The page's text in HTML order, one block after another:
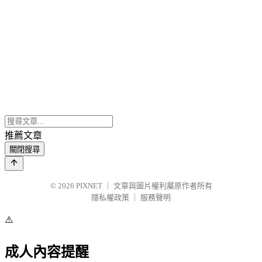
推薦文章
關閉搜尋
© 2026 PIXNET
文章與圖片權利屬原作者所有
隱私權政策
服務聲明
⚠️
成人內容提醒